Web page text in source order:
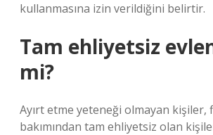
kullanmasına izin verildiğini belirtir.
Tam ehliyetsiz
mi?
Ayırt etme yeteneği olmayan kişiler,
bakımından tam ehliyetsiz olan